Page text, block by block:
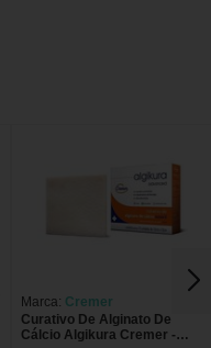
Marca: Cremer
Curativo De Alginato De
Cálcio Algikura Cremer -